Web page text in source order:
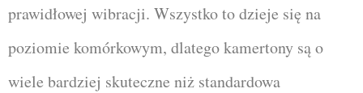
prawidłowej wibracji. Wszystko to dzieje się na
poziomie komórkowym, dlatego kamertony są o
wiele bardziej skuteczne niż standardowa